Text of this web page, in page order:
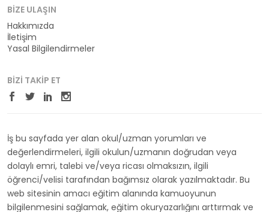
BIZE ULAŞIN
Hakkımızda
İletişim
Yasal Bilgilendirmeler
BIZI TAKIP ET
İş bu sayfada yer alan okul/uzman yorumları ve
değerlendirmeleri, ilgili okulun/uzmanın doğrudan veya
dolaylı emri, talebi ve/veya ricası olmaksızın, ilgili
öğrenci/velisi tarafından bağımsız olarak yazılmaktadır. Bu
web sitesinin amacı eğitim alanında kamuoyunun
bilgilenmesini sağlamak, eğitim okuryazarlığını arttırmak ve